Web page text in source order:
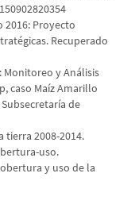
2016: Proyecto
Recuperado
Monitoreo y Análisis
caso Maíz Amarillo
de
tierra 2008-2014.
uso.
y uso de la